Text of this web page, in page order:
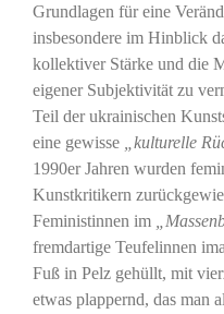
Grundlagen für eine
insbesondere im Hinblick
kollektiver Stärke und die
eigener Subjektivität zu
Teil der ukrainischen
eine gewisse
„kulturelle
1990er Jahren wurden
Kunstkritikern
Feministinnen im
fremdartige Teufelinnen
Fuß in Pelz gehüllt, mit
etwas plappernd, das man